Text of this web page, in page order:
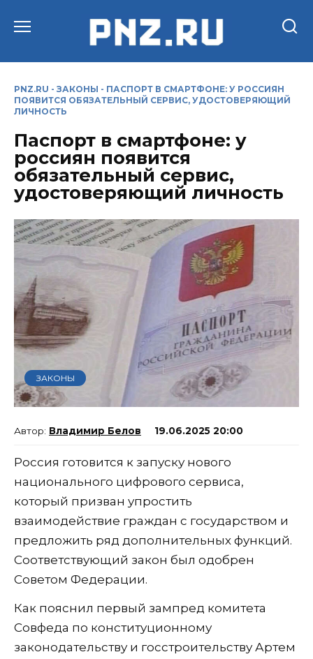
PNZ.RU - ЗАКОНЫ - ПАСПОРТ В СМАРТФОНЕ: У РОССИЯН
ПОЯВИТСЯ ОБЯЗАТЕЛЬНЫЙ СЕРВИС, УДОСТОВЕРЯЮЩИЙ
ЛИЧНОСТЬ
Паспорт в смартфоне: у
россиян появится
обязательный сервис,
удостоверяющий личность
ЗАКОНЫ
Владимир Белов 19.06.2025 20:00
Россия готовится к запуску нового
национального цифрового сервиса,
который призван упростить
взаимодействие граждан с государством и
предложить ряд дополнительных функций.
Соответствующий закон был одобрен
Советом Федерации.
Как пояснил первый зампред комитета
Совфеда по конституционному
законодательству и госстроительству Артем